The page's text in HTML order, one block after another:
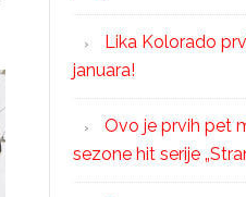
Lika Kolorado
januara!
Ovo je prvih pet
sezone hit serije